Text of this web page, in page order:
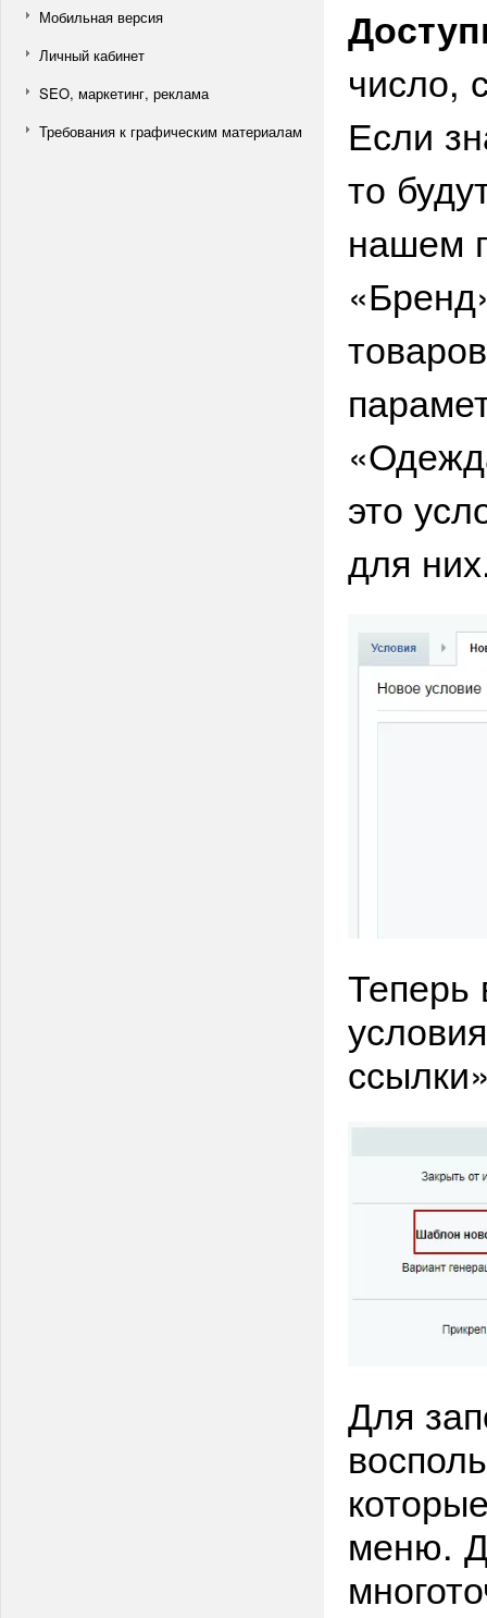
Мобильная версия
Личный кабинет
SEO, маркетинг, реклама
Требования к графическим материалам
число,
Если
то
нашем
это
для
Теперь
Для
меню.